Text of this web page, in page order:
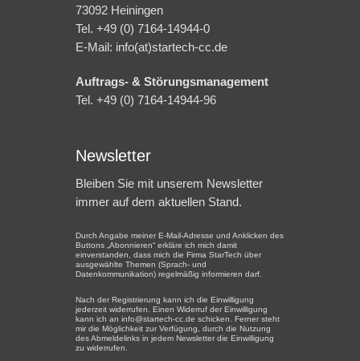
73092 Heiningen
Tel. +49 (0) 7164-14944-0
E-Mail: info(at)startech-cc.de
Auftrags- & Störungsmanagement
Tel. +49 (0) 7164-14944-96
Newsletter
Bleiben Sie mit unserem Newsletter
immer auf dem aktuellen Stand.
Durch Angabe meiner E-Mail-Adresse und Anklicken des
Buttons „Abonnieren“ erkläre ich mich damit
einverstanden, dass mich die Firma StarTech über
ausgewählte Themen (Sprach- und
Datenkommunikation) regelmäßig informieren darf.
Nach der Registrierung kann ich die Einwilligung
jederzeit widerrufen. Einen Widerruf der Einwilligung
kann ich an info@startech-cc.de schicken. Ferner steht
mir die Möglichkeit zur Verfügung, durch die Nutzung
des Abmeldelinks in jedem Newsletter die Einwilligung
zu widerrufen.